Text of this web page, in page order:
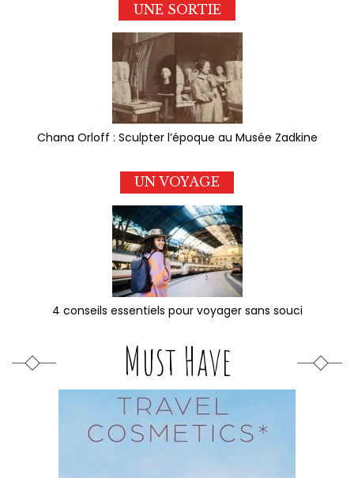
UNE SORTIE
Chana Orloff : Sculpter l’époque au Musée Zadkine
UN VOYAGE
4 conseils essentiels pour voyager sans souci
Must Have